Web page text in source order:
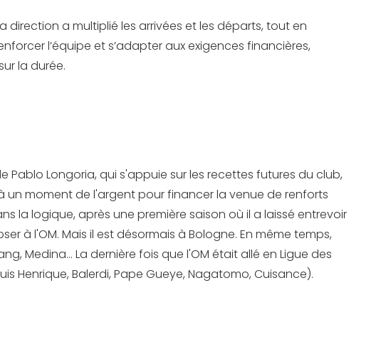
direction a multiplié les arrivées et les départs, tout en
l’équipe et s’adapter aux exigences financières,
la durée.
Longoria, qui s'appuie sur les recettes futures du club,
un moment de l'argent pour financer la venue de renforts
la logique, après une première saison où il a laissé entrevoir
à l'OM. Mais il est désormais à Bologne. En même temps,
Medina… La dernière fois que l'OM était allé en Ligue des
Balerdi, Pape Gueye, Nagatomo, Cuisance).